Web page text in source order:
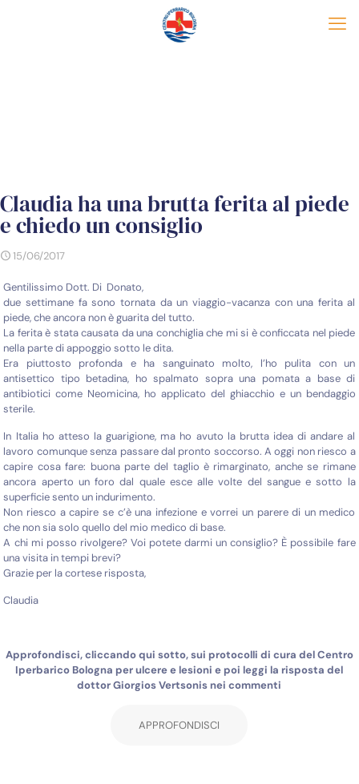
Claudia ha una brutta ferita al piede
e chiedo un consiglio
15/06/2017
Gentilissimo Dott. Di Donato,
due settimane fa sono tornata da un viaggio-vacanza con una ferita al
piede, che ancora non è guarita del tutto.
La ferita è stata causata da una conchiglia che mi si è conficcata nel piede
nella parte di appoggio sotto le dita.
Era piuttosto profonda e ha sanguinato molto, l’ho pulita con un
antisettico tipo betadina, ho spalmato sopra una pomata a base di
antibiotici come Neomicina, ho applicato del ghiacchio e un bendaggio
sterile.
In Italia ho atteso la guarigione, ma ho avuto la brutta idea di andare al
lavoro comunque senza passare dal pronto soccorso. A oggi non riesco a
capire cosa fare: buona parte del taglio è rimarginato, anche se rimane
ancora aperto un foro dal quale esce alle volte del sangue e sotto la
superficie sento un indurimento.
Non riesco a capire se c’è una infezione e vorrei un parere di un medico
che non sia solo quello del mio medico di base.
A chi mi posso rivolgere? Voi potete darmi un consiglio? È possibile fare
una visita in tempi brevi?
Grazie per la cortese risposta,
Claudia
Approfondisci, cliccando qui sotto, sui protocolli di cura del Centro
Iperbarico Bologna per ulcere e lesioni e poi leggi la risposta del
dottor Giorgios Vertsonis nei commenti
APPROFONDISCI